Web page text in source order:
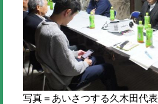
写真＝あいさつする久木田代表